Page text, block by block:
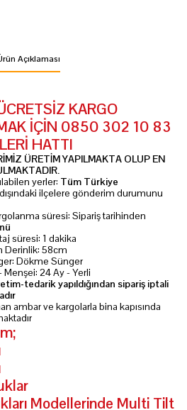
Açıklaması
KARGO
İÇİN 0850 302 10 83
HATTI
ÜRETİM YAPILMAKTA OLUP EN
yerler: Tüm Türkiye
ilçelere gönderim durumunu
süresi: Sipariş tarihinden
süresi: 1 dakika
Derinlik: 58cm
Dökme Sünger
Menşei: 24 Ay - Yerli
tedarik yapıldığından sipariş iptali
ambar ve kargolarla bina kapısında
Modellerinde Multi Tilt